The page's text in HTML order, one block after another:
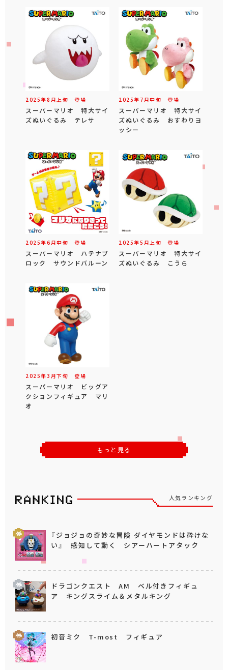
2025年8 月 上旬 登場
スーパーマリオ 特大サイ
ズぬいぐるみ テレサ
2025年 7 月中旬 登場
スーパーマリオ 特大サイ
ズぬいぐるみ おすわりヨ
ッシー
2025年6 月中旬 登場
スーパーマリオ ハテナブ
ロック サウンドバルーン
2025年5 月 上旬 登場
スーパーマリオ 特大サイ
ズぬいぐるみ こうら
2025年3 月下旬 登場
スーパーマリオ ビッグア
クションフィギュア マリ
オ
もっと見る
人気ランキング
『ジョジョの奇妙な冒険 ダイヤモンドは砕けな
い』 感知して動く シアーハートアタック
ドラゴンクエスト AM ベル付きフィギュ
ア キングスライム＆メタルキング
初音ミク T-most フィギュア